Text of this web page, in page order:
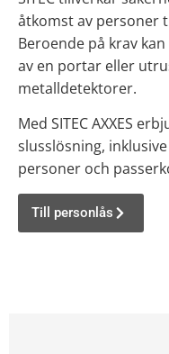
åtkomst av personer
Beroende på krav
av en portar eller
metalldetektorer.
Med SITEC AXXES
slusslösning,
personer och
Till personlås